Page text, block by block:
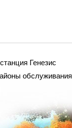
Генезис
обслуживания